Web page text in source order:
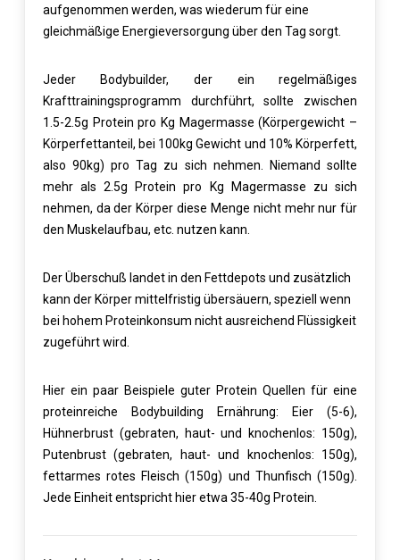
aufgenommen werden, was wiederum für eine
gleichmäßige Energieversorgung über den Tag sorgt.
Jeder Bodybuilder, der ein regelmäßiges
Krafttrainingsprogramm durchführt, sollte zwischen
1.5-2.5g Protein pro Kg Magermasse (Körpergewicht –
Körperfettanteil, bei 100kg Gewicht und 10% Körperfett,
also 90kg) pro Tag zu sich nehmen. Niemand sollte
mehr als 2.5g Protein pro Kg Magermasse zu sich
nehmen, da der Körper diese Menge nicht mehr nur für
den Muskelaufbau, etc. nutzen kann.
Der Überschuß landet in den Fettdepots und zusätzlich
kann der Körper mittelfristig übersäuern, speziell wenn
bei hohem Proteinkonsum nicht ausreichend Flüssigkeit
zugeführt wird.
Hier ein paar Beispiele guter Protein Quellen für eine
proteinreiche Bodybuilding Ernährung: Eier (5-6),
Hühnerbrust (gebraten, haut- und knochenlos: 150g),
Putenbrust (gebraten, haut- und knochenlos: 150g),
fettarmes rotes Fleisch (150g) und Thunfisch (150g).
Jede Einheit entspricht hier etwa 35-40g Protein.